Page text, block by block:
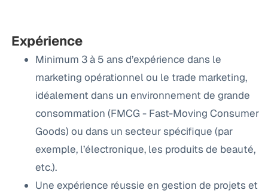
Expérience
Minimum 3 à 5 ans d’expérience dans le
marketing opérationnel ou le trade marketing,
idéalement dans un environnement de grande
consommation (FMCG - Fast-Moving Consumer
Goods) ou dans un secteur spécifique (par
exemple, l’électronique, les produits de beauté,
etc.).
Une expérience réussie en gestion de projets et